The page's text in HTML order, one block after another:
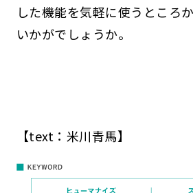
した機能を気軽に使うところ
いかがでしょうか。
【text：米川青馬】